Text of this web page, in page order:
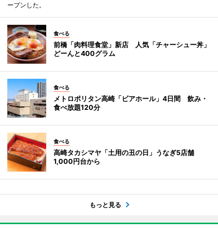
ープンした。
食べる
前橋「肉料理食堂」新店 人気「チャーシュー丼」
どーんと400グラム
食べる
メトロポリタン高崎「ビアホール」4日間 飲み・
食べ放題120分
食べる
高崎タカシマヤ「土用の丑の日」うなぎ5店舗
1,000円台から
もっと見る